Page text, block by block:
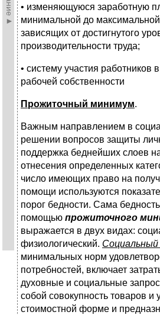
• изменяющуюся заработную
минимальной до
зависящих от достигнутого
производительности труда;
• систему участия работников
рабочей собственности
Прожиточный минимум.
Важным направлением в
решении вопросов защиты
поддержка беднейших слоев
отнесения определенных
число имеющих право на
помощи используются
порог бедности. Сама
помощью прожиточного
выражается в двух видах:
физиологический.
минимальных норм
потребностей, включает
духовные и социальные
собой совокупность товаров и
стоимостной форме и